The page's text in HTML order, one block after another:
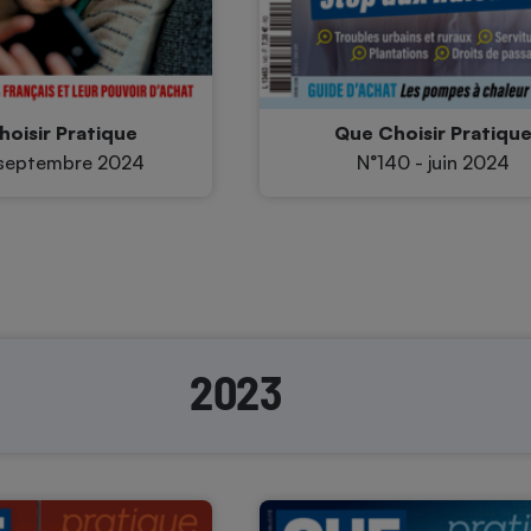
Pratique
2024
Que Choisir
N°140 - juin 2024
2023